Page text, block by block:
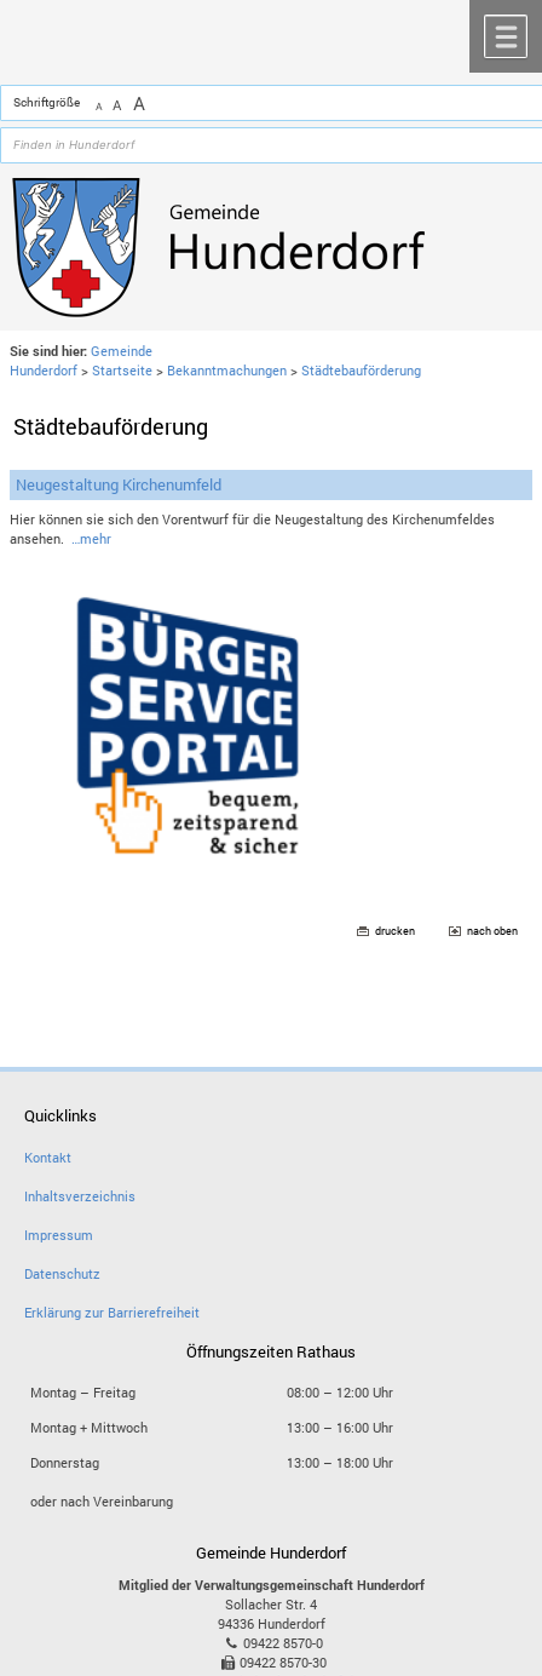
Schriftgröße A A A
Sie sind hier: Gemeinde
Hunderdorf >Startseite > Bekanntmachungen >Städtebauförderung
Städtebauförderung
Neugestaltung Kirchenumfeld
Hier können sie sich den Vorentwurf für die Neugestaltung des Kirchenumfeldes
ansehen.
…mehr
drucken nach oben
Quicklinks
Kontakt
Inhaltsverzeichnis
Impressum
Datenschutz
Erklärung zur Barrierefreiheit
Öffnungszeiten Rathaus
Montag – Freitag
08:00 – 12:00 Uhr
Montag + Mittwoch
13:00 – 16:00 Uhr
Donnerstag
13:00 – 18:00 Uhr
oder nach Vereinbarung
Gemeinde Hunderdorf
Mitglied der Verwaltungsgemeinschaft Hunderdorf
Sollacher Str. 4
94336 Hunderdorf
09422 8570-0
09422 8570-30